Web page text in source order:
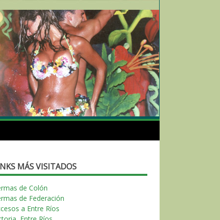
MÁS VISITADOS
de Colón
de Federación
a Entre Ríos